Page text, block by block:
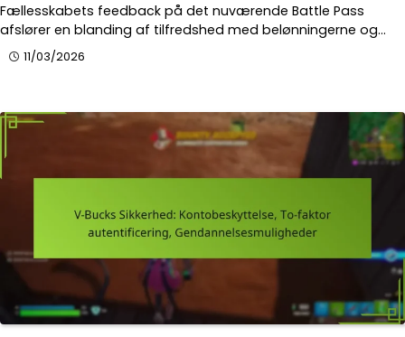
Fællesskabets feedback på det nuværende Battle Pass
afslører en blanding af tilfredshed med belønningerne og…
11/03/2026